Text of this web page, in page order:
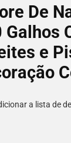
De
Galhos
e
a lista de